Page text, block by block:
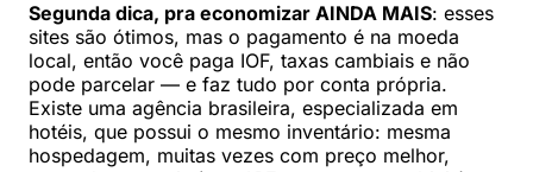
Segunda dica, pra economizar AINDA MAIS: esses
sites são ótimos, mas o pagamento é na moeda
local, então você paga IOF, taxas cambiais e não
pode parcelar — e faz tudo por conta própria.
Existe uma agência brasileira, especializada em
hotéis, que possui o mesmo inventário: mesma
hospedagem, muitas vezes com preço melhor,